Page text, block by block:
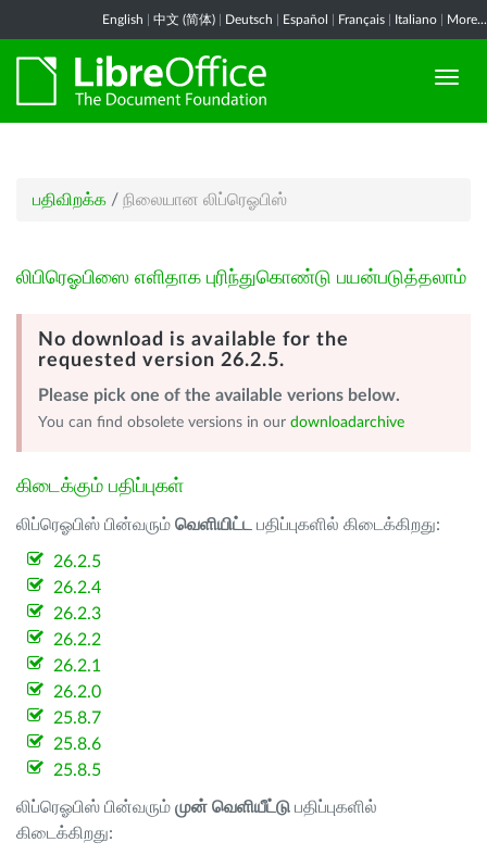
English 中文 (简体) Deutsch Español Français Italiano More...
பதிவிறக்க / நிலையான லிப்ரெஓபிஸ்
லிபிரெஓபிஸை எளிதாக புரிந்துகொண்டு பயன்படுத்தலாம்
No download is available for the
requested version 26.2.5.
Please pick one of the available verions below.
You can find obsolete versions in our downloadarchive
கிடைக்கும் பதிப்புகள்
லிப்ரெஓபிஸ் பின்வரும் வெளியிட்ட பதிப்புகளில் கிடைக்கிறது:
26.2.5
26.2.4
26.2.3
26.2.2
26.2.1
26.2.0
25.8.7
25.8.6
25.8.5
லிப்ரெஓபிஸ் பின்வரும் முன் வெளியீட்டு பதிப்புகளில்
கிடைக்கிறது: